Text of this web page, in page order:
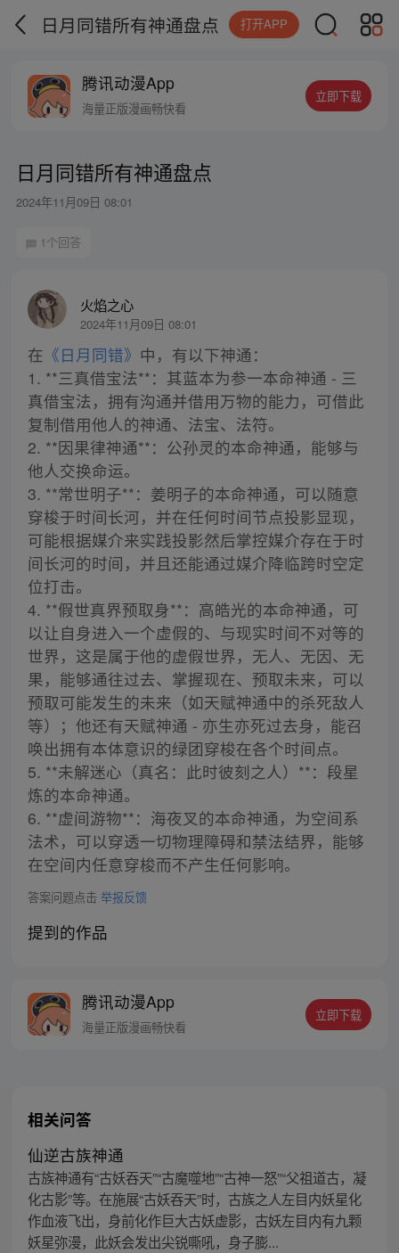
日月同错所有神通盘点 打开APP
腾讯动漫App
海量正版漫画畅快看
立即下载
日月同错所有神通盘点
2024年11月09日 08:01
1个回答
火焰之心
2024年11月09日 08:01
在 《日月同错》 中，有以下神通：
1. **三真借宝法**：其蓝本为参一本命神通 - 三
真借宝法，拥有沟通并借用万物的能力，可借此
复制借用他人的神通、法宝、法符。
2. **因果律神通**：公孙灵的本命神通，能够与
他人交换命运。
3. **常世明子**：姜明子的本命神通，可以随意
穿梭于时间长河，并在任何时间节点投影显现，
可能根据媒介来实践投影然后掌控媒介存在于时
间长河的时间，并且还能通过媒介降临跨时空定
位打击。
4. **假世真界预取身**：高皓光的本命神通，可
以让自身进入一个虚假的、与现实时间不对等的
世界，这是属于他的虚假世界，无人、无因、无
果，能够通往过去、掌握现在、预取未来，可以
预取可能发生的未来（如天赋神通中的杀死敌人
等）；他还有天赋神通 - 亦生亦死过去身，能召
唤出拥有本体意识的绿团穿梭在各个时间点。
5. **未解迷心（真名：此时彼刻之人）**：段星
炼的本命神通。
6. **虚间游物**：海夜叉的本命神通，为空间系
法术，可以穿透一切物理障碍和禁法结界，能够
在空间内任意穿梭而不产生任何影响。
答案问题点击 举报反馈
提到的作品
腾讯动漫App
海量正版漫画畅快看
立即下载
相关问答
仙逆古族神通
古族神通有“古妖吞天”“古魔噬地”“古神一怒”“父祖道古，凝
化古影”等。在施展“古妖吞天”时，古族之人左目内妖星化
作血液飞出，身前化作巨大古妖虚影，古妖左目内有九颗
妖星弥漫，此妖会发出尖锐嘶吼，身子膨...